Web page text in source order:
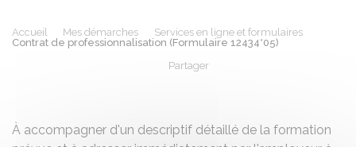
Accueil Mes démarches
Services en ligne et formulaires
Contrat de professionnalisation (Formulaire 12434*05)
Partager
À accompagner d'un descriptif détaillé de la formation